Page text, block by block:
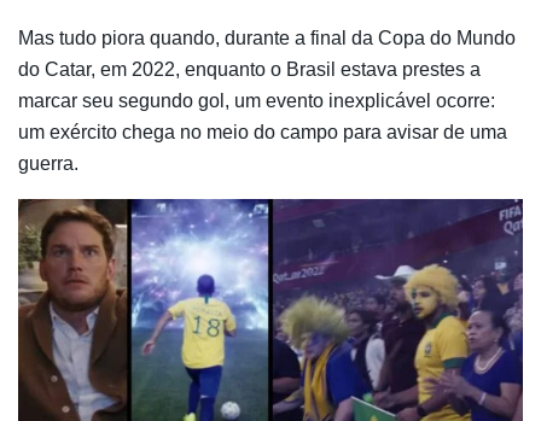
Mas tudo piora quando, durante a final da Copa do Mundo
do Catar, em 2022, enquanto o Brasil estava prestes a
marcar seu segundo gol, um evento inexplicável ocorre:
um exército chega no meio do campo para avisar de uma
guerra.